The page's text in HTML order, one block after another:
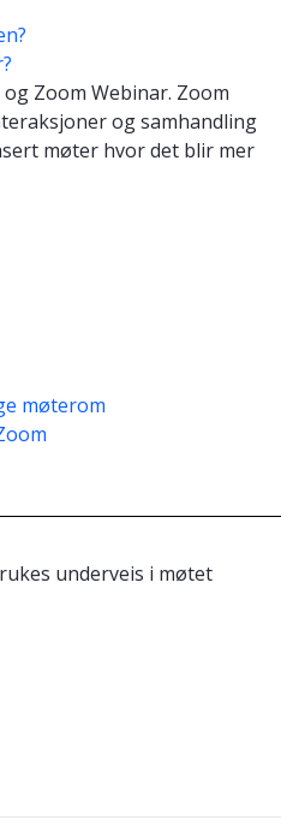
Zoom Webinar. Zoom
og samhandling
møter hvor det blir mer
møterom
underveis i møtet